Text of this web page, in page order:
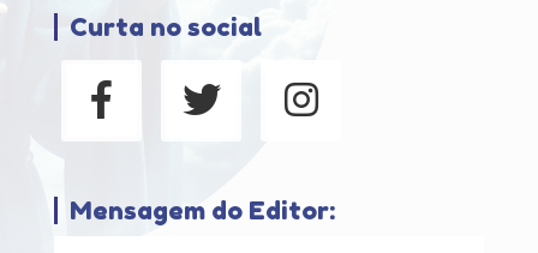
Curta no social
Mensagem do Editor: